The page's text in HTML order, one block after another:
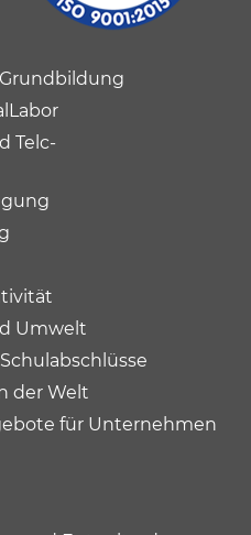
Telc-
Umwelt
Schulabschlüsse
der Welt
für Unternehmen